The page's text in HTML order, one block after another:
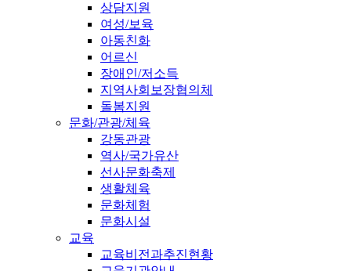
상담지원
여성/보육
아동친화
어르신
장애인/저소득
지역사회보장협의체
돌봄지원
문화/관광/체육
강동관광
역사/국가유산
선사문화축제
생활체육
문화체험
문화시설
교육
교육비전과추진현황